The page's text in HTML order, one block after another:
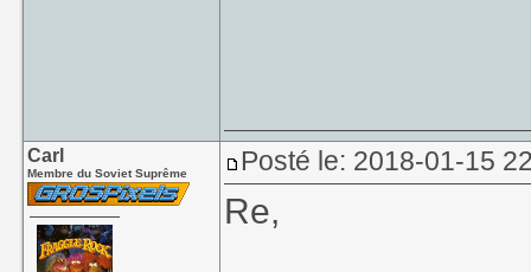
Carl
Membre du Soviet Suprême Posté le: 2018-01-15
Re,